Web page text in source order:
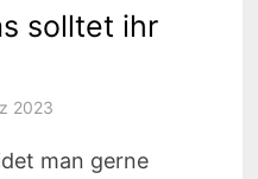
solltet ihr
2023
man gerne